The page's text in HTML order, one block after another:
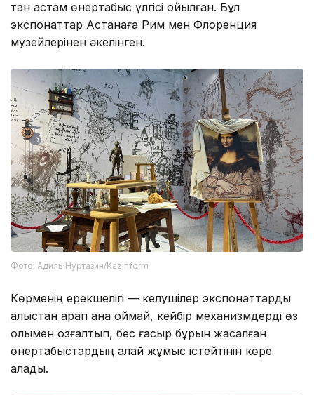
тан астам өнертабыс үлгісі қойылған. Бұл
экспонаттар Астанаға Рим мен Флоренция
музейлерінен әкелінген.
Фото: Адиль Нуртазин/Kazinform
Көрменің ерекшелігі — келушілер экспонаттарды
алыстан қарап қана қоймай, кейбір механизмдерді өз
қолымен қозғалтып, бес ғасыр бұрын жасалған
өнертабыстардың қалай жұмыс істейтінін көре
алады.